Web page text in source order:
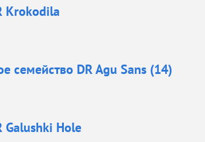
Krokodila
семейство DR Agu Sans (14)
Galushki Hole